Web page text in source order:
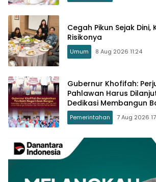
Cegah Pikun Sejak Dini,
Risikonya
Umum 8 Aug 2026 11:24
Gubernur Khofifah:
Pahlawan Harus
Dedikasi Membangun
Pemerintahan 7 Aug 2026